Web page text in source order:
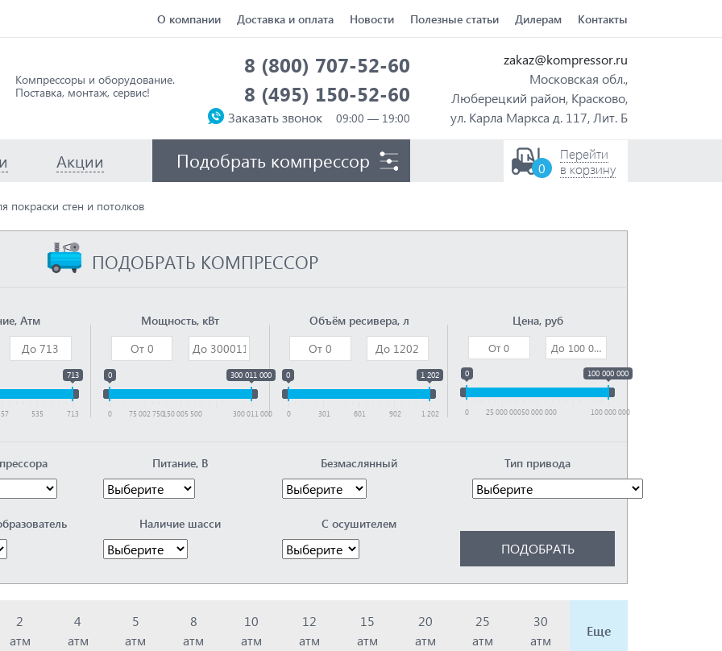
О компании Доставка и оплата Новости Полезные статьи Дилерам Контакты
Компрессоры и оборудование.
Поставка, монтаж, сервис!
8 (800) 707-52-60
8 (495) 150-52-60
Заказать звонок
zakaz@kompressor.ru
Московская обл.,
Люберецкий район, Красково,
ул. Карла Маркса д. 117, Лит. Б
Акции Подобрать компрессор
Перейти
в корзину
0
покраски стен и потолков
ПОДОБРАТЬ КОМПРЕССОР
Атм
713
535 713
Мощность, кВт
0 300 011 000
0 75 002 750150 005 500 300 011 000
Объём ресивера, л
0 1 202
0 301 601 902 1 202
Цена, руб
0 100 000 000
0 25 000 00050 000 000 100 000 000
Питание, В
Наличие шасси
Безмаслянный
С осушителем
Тип привода
2
атм
4
атм
5
атм
8
атм
10
атм
12
атм
15
атм
20
атм
25
атм
30
атм
Еще